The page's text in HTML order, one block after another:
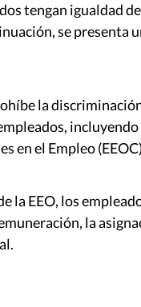
tengan igualdad
se presenta
la
el Empleo
la EEO, los
la